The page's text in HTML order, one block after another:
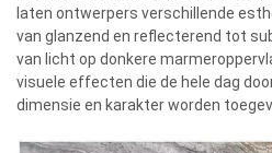
laten ontwerpers verschillende
van glanzend en reflecterend tot
van licht op donkere
visuele effecten die de hele dag
dimensie en karakter worden